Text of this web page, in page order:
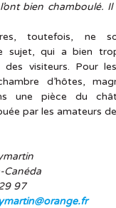
bien chamboulé.
toutefois, ne
sujet, qui a bien
visiteurs. Pour
d’hôtes,
une pièce du
par les amateurs
Canéda
97